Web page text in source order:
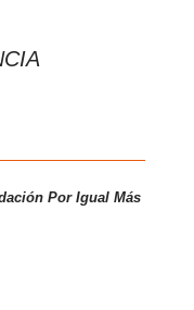
Por Igual Más